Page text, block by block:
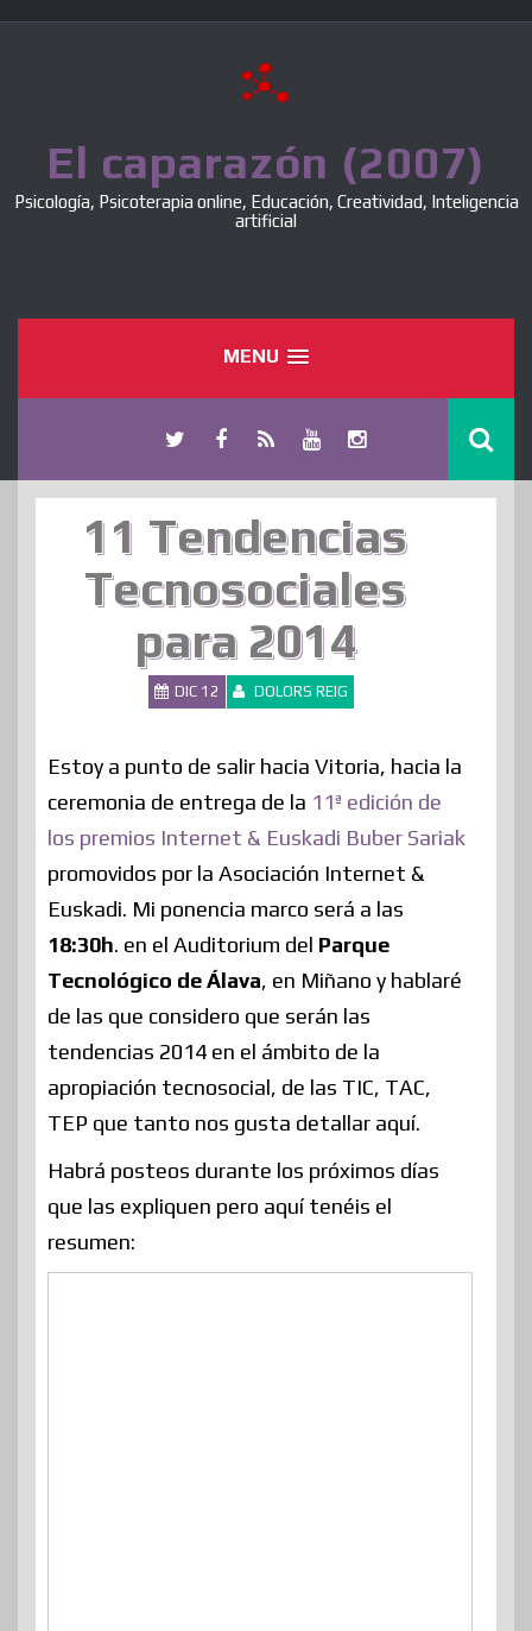
El caparazón (2007)
Psicología, Psicoterapia online, Educación, Creatividad, Inteligencia
artificial
MENU
11 Tendencias
Tecnosociales
para 2014
DIC 12 DOLORS REIG
Estoy a punto de salir hacia Vitoria, hacia la
ceremonia de entrega de la 11ª edición de
los premios Internet & Euskadi Buber Sariak
promovidos por la Asociación Internet &
Euskadi. Mi ponencia marco será a las
18:30h. en el Auditorium del Parque
Tecnológico de Álava, en Miñano y hablaré
de las que considero que serán las
tendencias 2014 en el ámbito de la
apropiación tecnosocial, de las TIC, TAC,
TEP que tanto nos gusta detallar aquí.
Habrá posteos durante los próximos días
que las expliquen pero aquí tenéis el
resumen: